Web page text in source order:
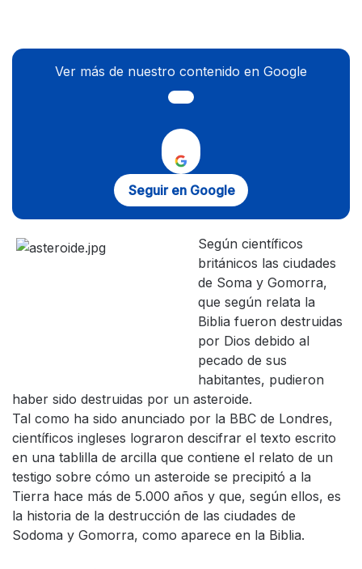
Ver más de nuestro contenido en Google
Seguir en Google
Según científicos
británicos las ciudades
de Soma y Gomorra,
que según relata la
Biblia fueron destruidas
por Dios debido al
pecado de sus
habitantes, pudieron
haber sido destruidas por un asteroide.
Tal como ha sido anunciado por la BBC de Londres,
científicos ingleses lograron descifrar el texto escrito
en una tablilla de arcilla que contiene el relato de un
testigo sobre cómo un asteroide se precipitó a la
Tierra hace más de 5.000 años y que, según ellos, es
la historia de la destrucción de las ciudades de
Sodoma y Gomorra, como aparece en la Biblia.